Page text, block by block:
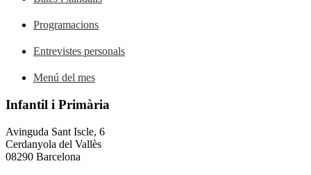
Programacions
Entrevistes personals
Menú del mes
Infantil i Primària
Avinguda Sant Iscle, 6
Cerdanyola del Vallès
08290 Barcelona